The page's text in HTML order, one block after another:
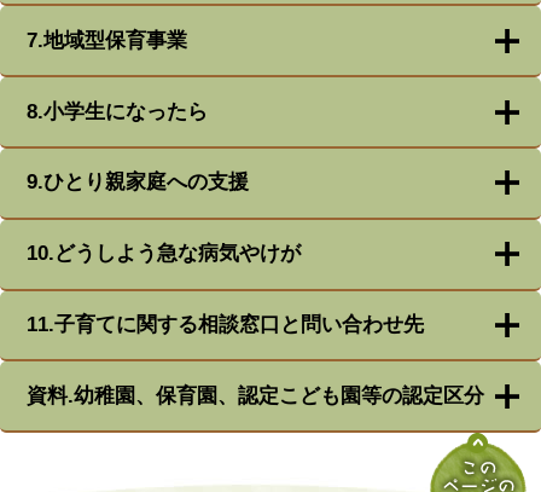
7.地域型保育事業
8.小学生になったら
9.ひとり親家庭への支援
10.どうしよう急な病気やけが
11.子育てに関する相談窓口と問い合わせ先
資料.幼稚園、保育園、認定こども園等の認定区分